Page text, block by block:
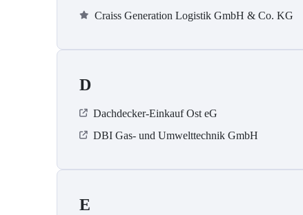
Craiss Generation Logistik GmbH & Co. KG
D
Dachdecker-Einkauf Ost eG
DBI Gas- und Umwelttechnik GmbH
E